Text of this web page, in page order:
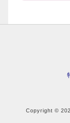
Copyright ©